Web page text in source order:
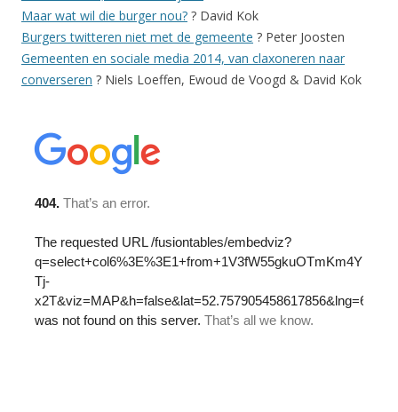
Maar wat wil die burger nou? ? David Kok
Burgers twitteren niet met de gemeente ? Peter Joosten
Gemeenten en sociale media 2014, van claxoneren naar
converseren ? Niels Loeffen, Ewoud de Voogd & David Kok